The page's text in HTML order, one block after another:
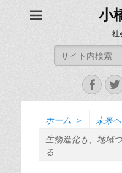
小
社
索:
ホーム ＞ 未来
生物進化も、地域
る